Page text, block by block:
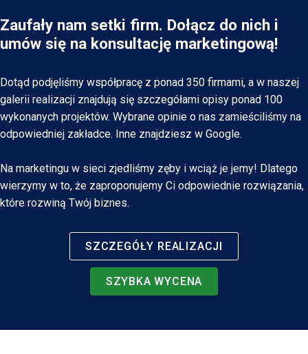
to nie tylko teoria
dziesiątki udanych
realizacji
doradztwo technologiczne- znamy wiele
ciekawych narzędzi, które pomogą Ci
konfigurację narzędzi analitycznych(w tym Google
Analytics)...
tworzeniem
kampanii reklamowych online
obsługą w zakresie social
Ciebie najlepszy
mają znaczenie
jaki system będzie dla
Ciebie najlepszy
Zaufały nam setki firm. Dołącz do nich i
umów się na konsultację marketingową!
Dotąd podjęliśmy współpracę z ponad 350 firmami, a w naszej
galerii realizacji znajdują się szczegółami opisy ponad 100
wykonanych projektów. Wybrane opinie o nas zamieściliśmy na
odpowiedniej zakładce. Inne znajdziesz w Google.
Na marketingu w sieci zjedliśmy zęby i wciąż je jemy! Dlatego
wierzymy w to, że zaproponujemy Ci odpowiednie rozwiązania,
które rozwiną Twój biznes.
SZCZEGÓŁY REALIZACJI
SZYBKA WYCENA